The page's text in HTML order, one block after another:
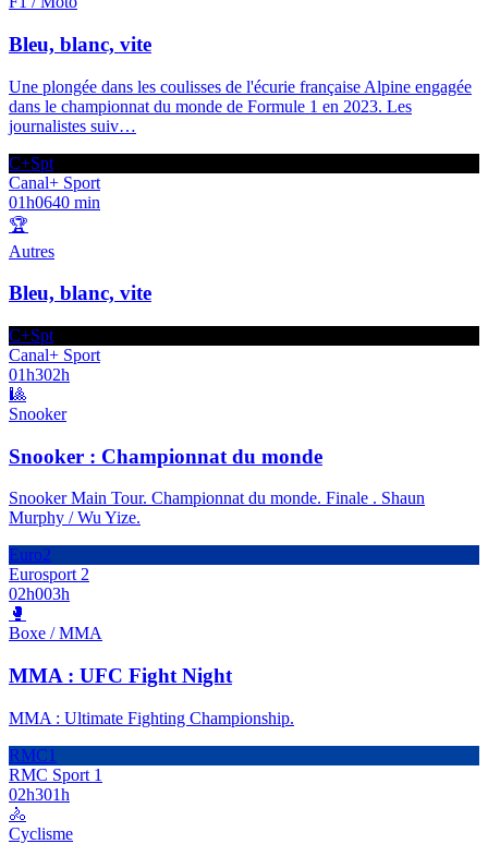
Bleu, blanc, vite
Une plongée dans les coulisses de l'écurie française Alpine engagée
dans le championnat du monde de Formule 1 en 2023. Les
journalistes suiv…
C+Spt
Canal+ Sport
01h0640 min
🏆
Autres
Bleu, blanc, vite
C+Spt
Canal+ Sport
01h302h
🎱
Snooker
Snooker : Championnat du monde
Snooker Main Tour. Championnat du monde. Finale . Shaun
Murphy / Wu Yize.
Euro2
Eurosport 2
02h003h
🥊
Boxe / MMA
MMA : UFC Fight Night
MMA : Ultimate Fighting Championship.
RMC1
RMC Sport 1
02h301h
🚴
Cyclisme